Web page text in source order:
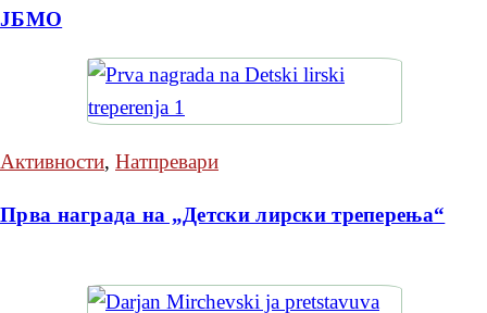
ЈБМО
Активности, Натпревари
Прва награда на „Детски лирски треперења“